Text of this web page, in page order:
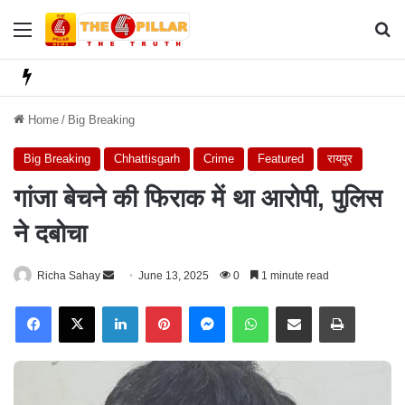
Menu
Home / Big Breaking
Big Breaking Chhattisgarh Crime Featured रायपुर
गांजा बेचने की फिराक में था आरोपी, पुलिस
ने दबोचा
Richa Sahay
n
d
a
n
June 13, 2025 0 1 minute read
X